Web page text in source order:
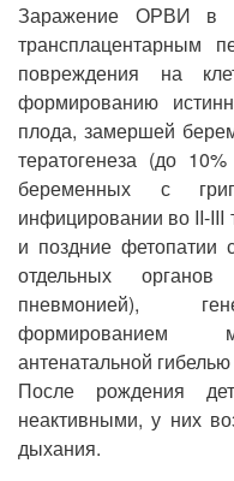
Заражение ОРВИ в I
трансплацентарным
повреждения на
формированию
плода, замершей
тератогенеза (до
беременных с
инфицировании во II-III
и поздние фетопатии
отдельных органов
пневмонией),
формированием
антенатальной
После рождения
неактивными, у них
дыхания.